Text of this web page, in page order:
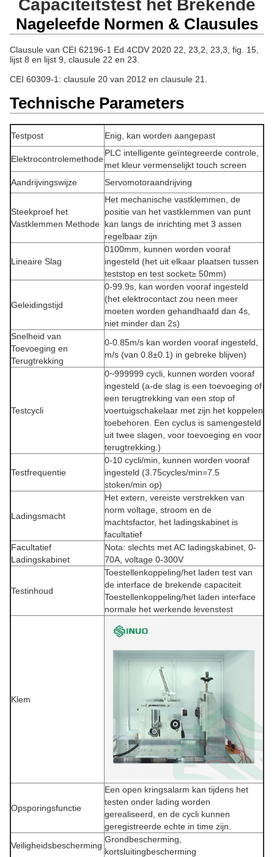
Capaciteitstest het Brekende
Nageleefde Normen & Clausules
Clausule van CEI 62196-1 Ed.4CDV 2020 22, 23,2, 23,3, fig. 15,
lijst 8 en lijst 9, clausule 22 en 23.
CEI 60309-1: clausule 20 van 2012 en clausule 21.
Technische Parameters
Testpost Enig, kan worden aangepast
Elektrocontrolemethode
PLC intelligente geïntegreerde controle,
met kleur vermenselijkt touch screen
Aandrijvingswijze
Servomotoraandrijving
Steekproef het
Vastklemmen Methode
Het mechanische vastklemmen, de
positie van het vastklemmen van punt
kan langs de inrichting met 3 assen
regelbaar zijn
Lineaire Slag
0100mm, kunnen worden vooraf
ingesteld (het uit elkaar plaatsen tussen
teststop en test socket≥ 50mm)
Geleidingstijd
0-99.9s, kan worden vooraf ingesteld
(het elektrocontact zou neen meer
moeten worden gehandhaafd dan 4s,
niet minder dan 2s)
Snelheid van
Toevoeging en
Terugtrekking
0-0.85m/s kan worden vooraf ingesteld,
m/s (van 0.8±0.1) in gebreke blijven)
Testcycli
0~999999 cycli, kunnen worden vooraf
ingesteld (a-de slag is een toevoeging of
een terugtrekking van een stop of
voertuigschakelaar met zijn het koppelen
toebehoren. Een cyclus is samengesteld
uit twee slagen, voor toevoeging en voor
terugtrekking.)
Testfrequentie
0-10 cycli/min, kunnen worden vooraf
ingesteld (3.75cycles/min=7.5
stoken/min op)
Ladingsmacht
Het extern, vereiste verstrekken van
norm voltage, stroom en de
machtsfactor, het ladingskabinet is
facultatief
Facultatief
Ladingskabinet
Nota: slechts met AC ladingskabinet, 0-
70A, voltage 0-300V
Testinhoud
Toestellenkoppeling/het laden test van
de interface de brekende capaciteit
Toestellenkoppeling/het laden interface
normale het werkende levenstest
Klem
Opsporingsfunctie
Een open kringsalarm kan tijdens het
testen onder lading worden
gerealiseerd, en de cycli kunnen
geregistreerde echte in time zijn.
Veiligheidsbescherming
Grondbescherming,
kortsluitingbescherming